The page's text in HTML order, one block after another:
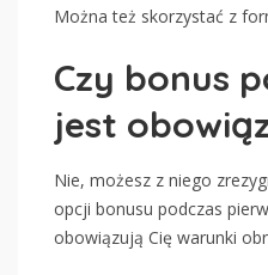
Można też skorzystać z
Czy bonus
jest
Nie, możesz z niego
opcji bonusu podczas
obowiązują Cię warunki